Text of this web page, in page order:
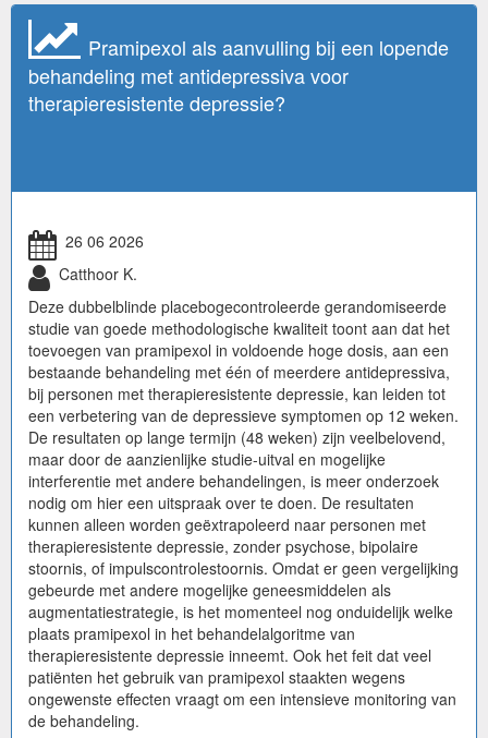
Pramipexol als aanvulling bij een lopende
behandeling met antidepressiva voor
therapieresistente depressie?
26 06 2026
Catthoor K.
Deze dubbelblinde placebogecontroleerde gerandomiseerde
studie van goede methodologische kwaliteit toont aan dat het
toevoegen van pramipexol in voldoende hoge dosis, aan een
bestaande behandeling met één of meerdere antidepressiva,
bij personen met therapieresistente depressie, kan leiden tot
een verbetering van de depressieve symptomen op 12 weken.
De resultaten op lange termijn (48 weken) zijn veelbelovend,
maar door de aanzienlijke studie-uitval en mogelijke
interferentie met andere behandelingen, is meer onderzoek
nodig om hier een uitspraak over te doen. De resultaten
kunnen alleen worden geëxtrapoleerd naar personen met
therapieresistente depressie, zonder psychose, bipolaire
stoornis, of impulscontrolestoornis. Omdat er geen vergelijking
gebeurde met andere mogelijke geneesmiddelen als
augmentatiestrategie, is het momenteel nog onduidelijk welke
plaats pramipexol in het behandelalgoritme van
therapieresistente depressie inneemt. Ook het feit dat veel
patiënten het gebruik van pramipexol staakten wegens
ongewenste effecten vraagt om een intensieve monitoring van
de behandeling.